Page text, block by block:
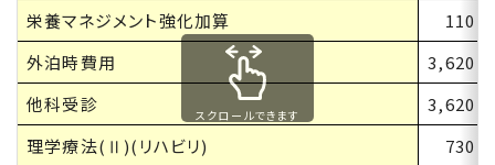
栄養マネジメント強化加算
110
外泊時費用
3,620
他科受診
3,620
理学療法(Ⅱ)(リハビリ)
730
スクロールできます